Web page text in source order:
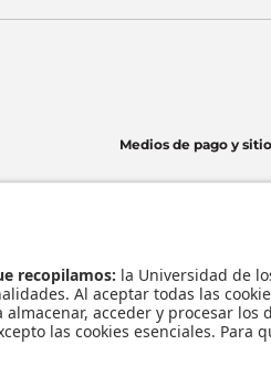
Medios de pago y
Andes | Vigilada Mineducación
Universidad: Decreto 1297 del 30 de mayo
jurídica: Resolución 28 del 23 de